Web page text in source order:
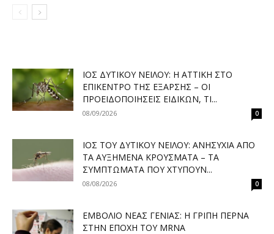
ΙΌΣ ΔΥΤΙΚΟΎ ΝΕΊΛΟΥ: Η ΑΤΤΙΚΉ ΣΤΟ
ΕΠΊΚΕΝΤΡΟ ΤΗΣ ΈΞΑΡΣΗΣ – ΟΙ
ΠΡΟΕΙΔΟΠΟΙΉΣΕΙΣ ΕΙΔΙΚΏΝ, ΤΙ...
08/09/2026 0
ΙΌΣ ΤΟΥ ΔΥΤΙΚΟΎ ΝΕΊΛΟΥ: ΑΝΗΣΥΧΊΑ ΑΠΌ
ΤΑ ΑΥΞΗΜΈΝΑ ΚΡΟΎΣΜΑΤΑ – ΤΑ
ΣΥΜΠΤΏΜΑΤΑ ΠΟΥ ΧΤΥΠΟΎΝ...
08/08/2026 0
ΕΜΒΌΛΙΟ ΝΈΑΣ ΓΕΝΙΆΣ: Η ΓΡΊΠΗ ΠΕΡΝΆ
ΣΤΗΝ ΕΠΟΧΉ ΤΟΥ MRNA